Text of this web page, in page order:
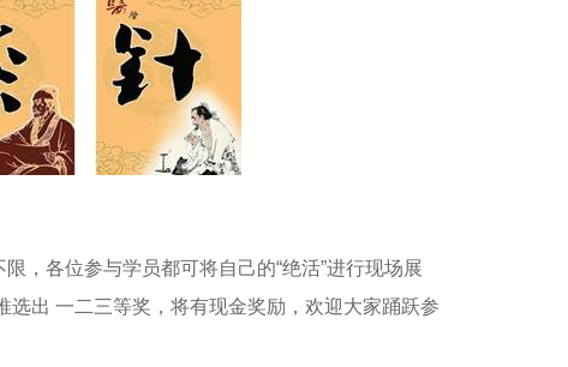
，各位参与学员都可将自己的“绝活”进行现场展
出 一二三等奖，将有现金奖励，欢迎大家踊跃参